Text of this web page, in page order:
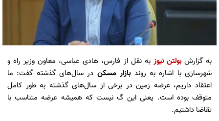
به گزارش بولتن نیوز به نقل از فارس، هادی عباسی، معاون وزیر راه و
شهرسازی با اشاره به روندبازار مسکن در سال‌های گذشته گفت: ما
اعتقاد داریم، عرضه زمین در برخی از سال‌های گذشته به طور کامل
متوقف بوده است. یعنی این گ نیست که همیشه عرضه متناسب با
تقاضا داشتیم.